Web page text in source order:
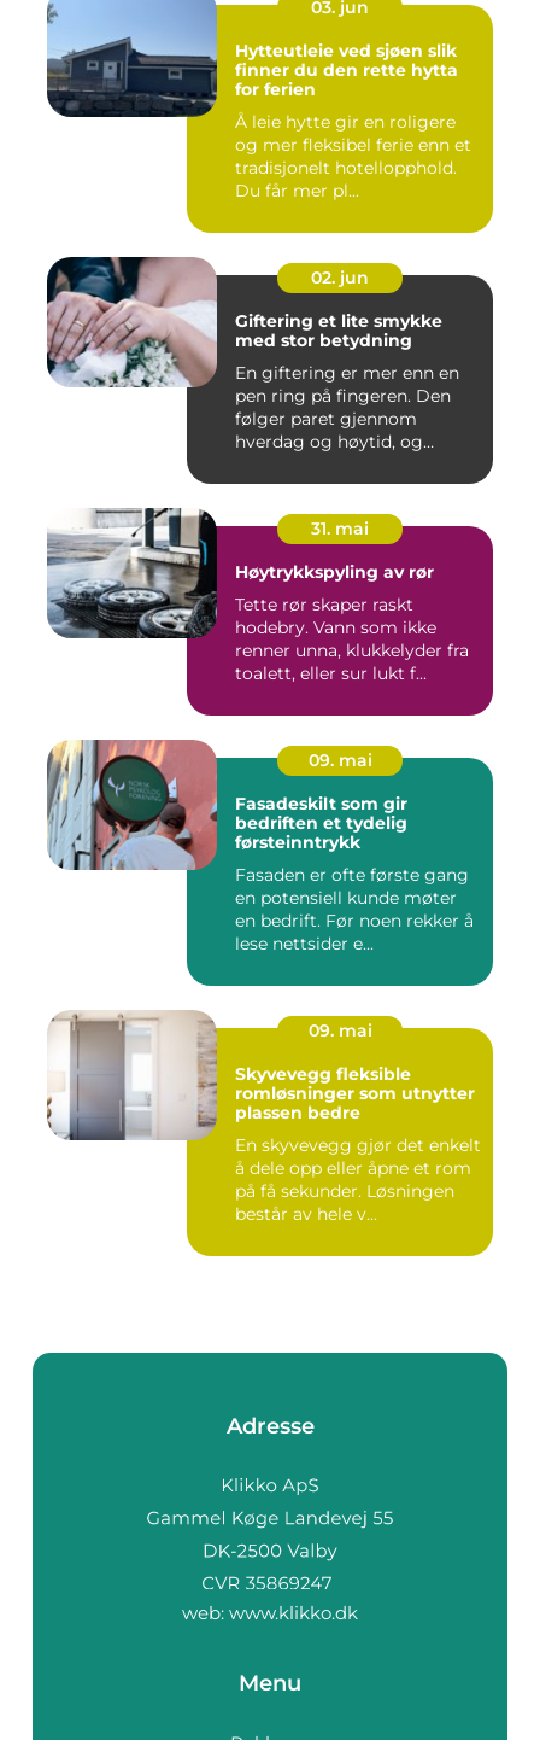
03. jun
Hytteutleie ved sjøen slik
finner du den rette hytta
for ferien
Å leie hytte gir en roligere
og mer fleksibel ferie enn et
tradisjonelt hotellopphold.
Du får mer pl...
02. jun
Giftering et lite smykke
med stor betydning
En giftering er mer enn en
pen ring på fingeren. Den
følger paret gjennom
hverdag og høytid, og
31. mai
Høytrykkspyling av rør
Tette rør skaper raskt
hodebry. Vann som ikke
renner unna, klukkelyder fra
toalett, eller sur lukt f...
09. mai
Fasadeskilt som gir
bedriften et tydelig
førsteinntrykk
Fasaden er ofte første gang
en potensiell kunde møter
en bedrift. Før noen rekker å
lese nettsider e...
09. mai
Skyvevegg fleksible
romløsninger som utnytter
plassen bedre
En skyvevegg gjør det enkelt
å dele opp eller åpne et rom
på få sekunder. Løsningen
består av hele v...
Adresse
web: www.klikko.dk
Menu